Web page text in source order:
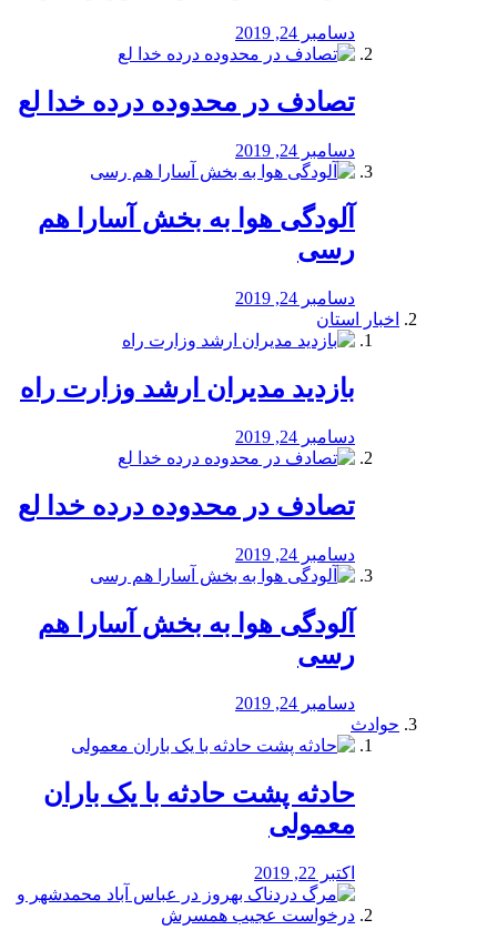
دسامبر 24, 2019
تصادف در محدوده درده خدا لع
دسامبر 24, 2019
آلودگی هوا به بخش آسارا هم
رسی
دسامبر 24, 2019
اخبار استان
بازدید مدیران ارشد وزارت راه
دسامبر 24, 2019
تصادف در محدوده درده خدا لع
دسامبر 24, 2019
آلودگی هوا به بخش آسارا هم
رسی
دسامبر 24, 2019
حوادث
️حادثه پشت حادثه با یک باران
معمولی
اکتبر 22, 2019